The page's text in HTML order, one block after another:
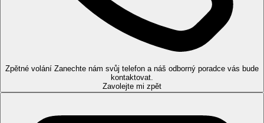
Dvoulůžkový pokoj:
koupelna/WC (vysoušeč vlasů),
klimatizace, TV/sat., telefon, minilednička a balkon.
(pokud není uvedeno jinak, mají pokoje
Dvoulůžkový pokoj, Promo:
nabídka, pokoje mohou být umístěny v méně výhodné
Zpětné volání Zanechte nám svůj telefon a náš odborný poradce vás bude
kontaktovat.
Zavolejte mi zpět